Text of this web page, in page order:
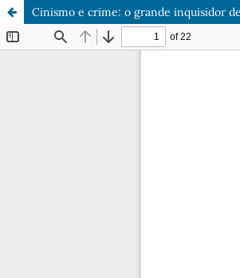
Cinismo e crime: o grande inquisidor